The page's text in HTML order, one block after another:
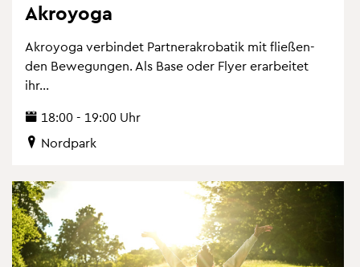
Akro­yo­ga
Akro­yo­ga ver­bin­det Part­ne­r­akro­ba­tik mit flie­ßen­
den Be­we­gun­gen. Als Base oder Flyer er­ar­bei­tet
ihr...
18:00 - 19:00 Uhr
Nord­park